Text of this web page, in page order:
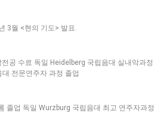
3월 <현의 기도> 발표.
공 수료 독일 Heidelberg 국립음대 실내악과정
전문연주자 과정 졸업
졸업 독일 Wurzburg 국립음대 최고 연주자과정